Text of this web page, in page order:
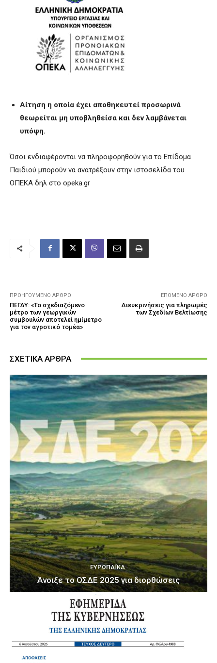
Αίτηση η οποία έχει αποθηκευτεί προσωρινά
θεωρείται μη υποβληθείσα και δεν λαμβάνεται
υπόψη.
Όσοι ενδιαφέρονται να πληροφορηθούν για το Επίδομα
Παιδιού μπορούν να ανατρέξουν στην ιστοσελίδα του
ΟΠΕΚΑ δηλ στο opeka.gr
ΠΡΟΗΓΟΎΜΕΝΟ ΆΡΘΡΟ
ΠΕΓΔΥ: «Το σχεδιαζόµενο
µέτρο των γεωργικών
συµβουλών αποτελεί ηµίµετρο
για τον αγροτικό τοµέα»
ΕΠΌΜΕΝΟ ΆΡΘΡΟ
Διευκρινήσεις για πληρωμές
των Σχεδίων Βελτίωσης
ΣΧΕΤΙΚΑ ΑΡΘΡΑ
ΕΥΡΩΠΑΪΚΆ
Άνοιξε το ΟΣΔΕ 2025 για διορθώσεις